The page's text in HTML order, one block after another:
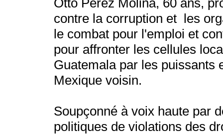
Otto Pérez Molina, 60 ans,
contre la corruption et les
le combat pour l'emploi et
pour affronter les cellules
Guatemala par les puissants
Mexique voisin.
Soupçonné à voix haute par
politiques de violations des